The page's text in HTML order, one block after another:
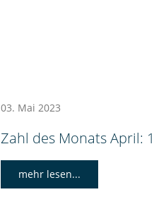
03. Mai 2023
Zahl des Monats April:
mehr lesen...